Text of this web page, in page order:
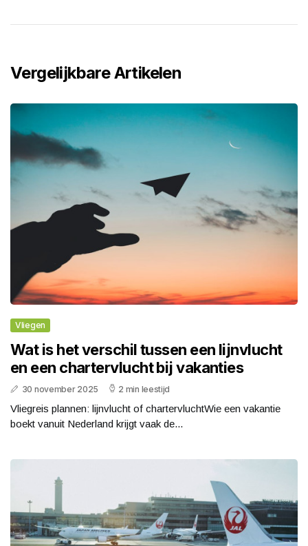
Vergelijkbare Artikelen
Vliegen
Wat is het verschil tussen een lijnvlucht
en een chartervlucht bij vakanties
30 november 2025 2 min leestijd
Vliegreis plannen: lijnvlucht of chartervluchtWie een vakantie
boekt vanuit Nederland krijgt vaak de...